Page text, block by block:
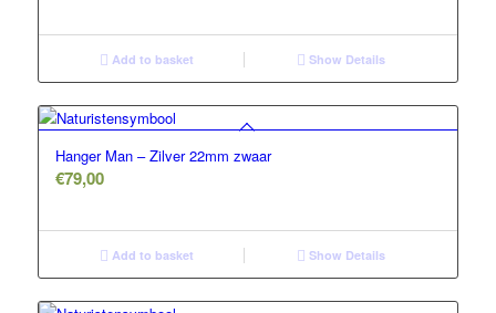
Add to basket Show Details
Hanger Man – Zilver 22mm zwaar
€79,00
Add to basket Show Details